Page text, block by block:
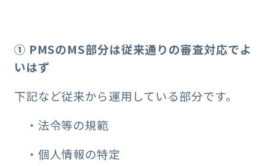
① PMSのMS部分は従来通りの審査対応でよ
いはず
下記など従来から運用している部分です。
・法令等の規範
・個人情報の特定